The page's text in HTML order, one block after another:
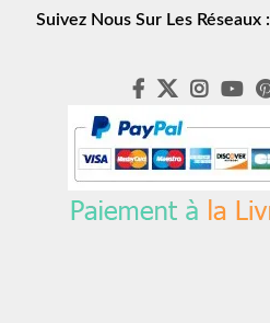
Suivez Nous Sur Les Réseaux :